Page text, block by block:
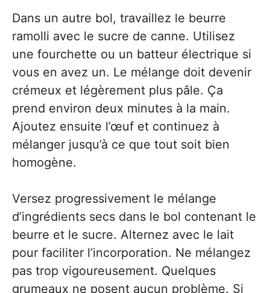
Dans un autre bol, travaillez le beurre
ramolli avec le sucre de canne. Utilisez
une fourchette ou un batteur électrique si
vous en avez un. Le mélange doit devenir
crémeux et légèrement plus pâle. Ça
prend environ deux minutes à la main.
Ajoutez ensuite l’œuf et continuez à
mélanger jusqu’à ce que tout soit bien
homogène.
Versez progressivement le mélange
d’ingrédients secs dans le bol contenant le
beurre et le sucre. Alternez avec le lait
pour faciliter l’incorporation. Ne mélangez
pas trop vigoureusement. Quelques
grumeaux ne posent aucun problème. Si